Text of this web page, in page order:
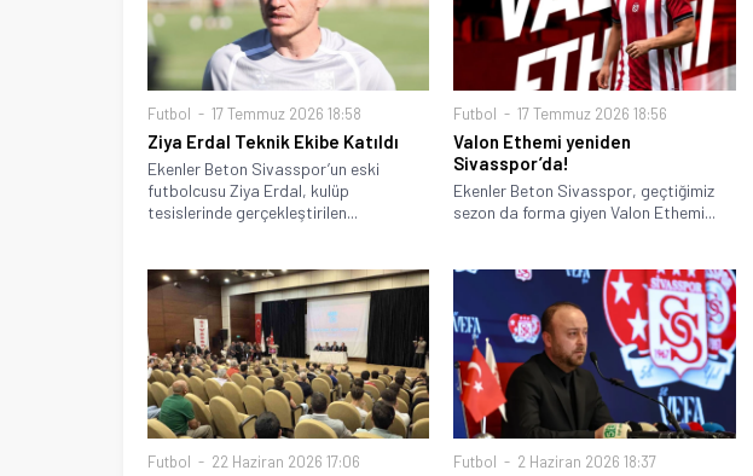
Futbol 17 Temmuz 2026 18:58
Ziya Erdal Teknik Ekibe Katıldı
Ekenler Beton Sivasspor’un eski
futbolcusu Ziya Erdal, kulüp
tesislerinde gerçekleştirilen...
Futbol 17 Temmuz 2026 18:56
Valon Ethemi yeniden
Sivasspor’da!
Ekenler Beton Sivasspor, geçtiğimiz
sezon da forma giyen Valon Ethemi...
Futbol 22 Haziran 2026 17:06 Futbol 2 Haziran 2026 18:37